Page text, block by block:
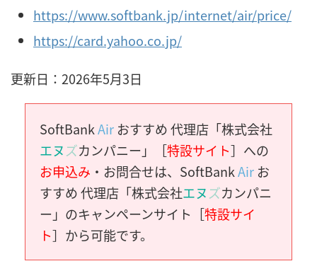
https://www.softbank.jp/internet/air/price/
https://card.yahoo.co.jp/
更新日：2026年5月3日
SoftBankAir おすすめ 代理店「株式会社
エヌ ズカンパニー」［特設サイト］への
お申込み ・お問合せは、SoftBankAir お
すすめ 代理店「株式会社エヌ ズカンパニ
ー」のキャンペーンサイト［特設サイ
ト］から可能です。